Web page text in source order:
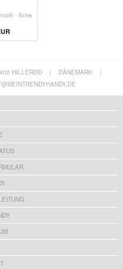
- Schw
HILLERØD | DÄNEMARK
|